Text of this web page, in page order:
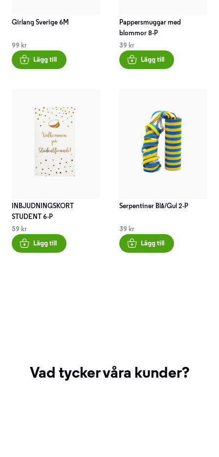
Girlang Sverige 6M
Lägg till
99 kr
Pappersmuggar med
blommor 8-P
Lägg till
39 kr
INBJUDNINGSKORT
STUDENT 6-P
Lägg till
59 kr
Serpentiner Blå/Gul 2-P
Lägg till
39 kr
Vad tycker våra kunder?